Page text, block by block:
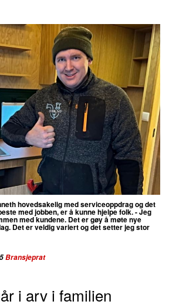
hovedsakelig med serviceoppdrag og det
med jobben, er å kunne hjelpe folk. - Jeg
med kundene. Det er gøy å møte nye
Det er veldig variert og det setter jeg stor
Bransjeprat
i arv i familien